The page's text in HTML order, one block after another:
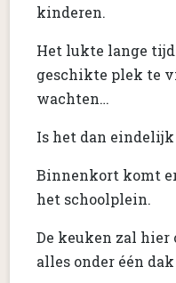
kinderen.
Het lukte lange
geschikte plek te
wachten…
Is het dan eindelijk
Binnenkort komt
het schoolplein.
De keuken zal hier
alles onder één